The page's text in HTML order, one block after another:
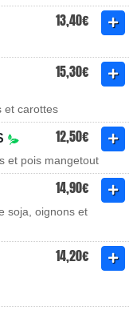
13,40€
15,30€
et carottes
12,50€
et pois mangetout
14,90€
soja, oignons et
14,20€